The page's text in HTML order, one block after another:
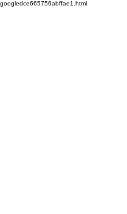
googledce665756abffae1.html